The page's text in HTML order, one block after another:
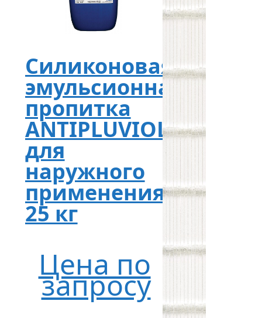
Силиконовая
эмульсионная
пропитка
ANTIPLUVIOL
для
наружного
применения,
25 кг
Цена по
запросу